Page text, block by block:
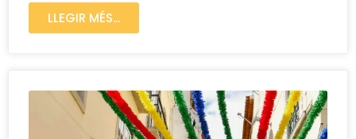
LLEGIR MÉS...